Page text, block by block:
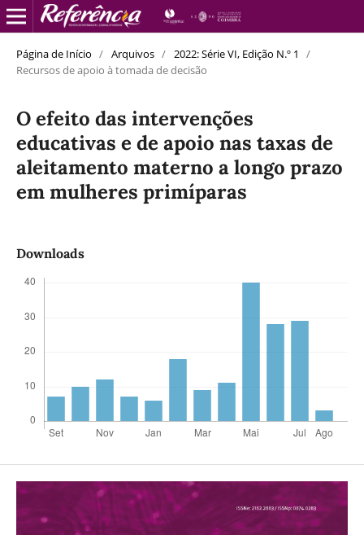
Página de Início / Arquivos / 2022: Série VI, Edição N.º 1
/
Recursos de apoio à tomada de decisão
O efeito das intervenções
educativas e de apoio nas taxas de
aleitamento materno a longo prazo
em mulheres primíparas
Downloads